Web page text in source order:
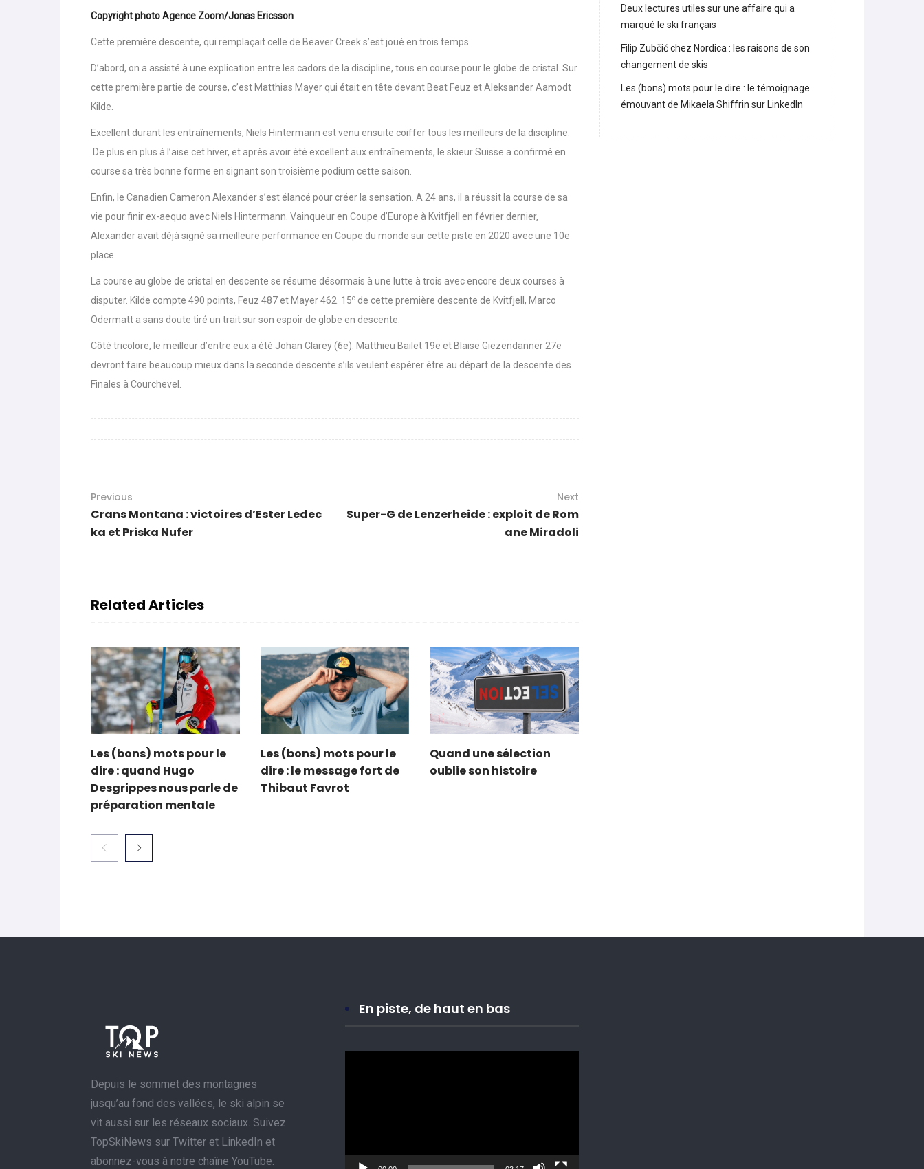
Copyright photo Agence Zoom/Jonas Ericsson
Cette première descente, qui remplaçait celle de Beaver Creek s’est joué en trois temps.
D’abord, on a assisté à une explication entre les cadors de la discipline, tous en course pour le globe de cristal. Sur
cette première partie de course, c’est Matthias Mayer qui était en tête devant Beat Feuz et Aleksander Aamodt
Kilde.
Excellent durant les entraînements, Niels Hintermann est venu ensuite coiffer tous les meilleurs de la discipline.
De plus en plus à l’aise cet hiver, et après avoir été excellent aux entraînements, le skieur Suisse a confirmé en
course sa très bonne forme en signant son troisième podium cette saison.
Enfin, le Canadien Cameron Alexander s’est élancé pour créer la sensation. A 24 ans, il a réussit la course de sa
vie pour finir ex-aequo avec Niels Hintermann. Vainqueur en Coupe d’Europe à Kvitfjell en février dernier,
Alexander avait déjà signé sa meilleure performance en Coupe du monde sur cette piste en 2020 avec une 10e
place.
La course au globe de cristal en descente se résume désormais à une lutte à trois avec encore deux courses à
disputer. Kilde compte 490 points, Feuz 487 et Mayer 462. 15e de cette première descente de Kvitfjell, Marco
Odermatt a sans doute tiré un trait sur son espoir de globe en descente.
Côté tricolore, le meilleur d’entre eux a été Johan Clarey (6e). Matthieu Bailet 19e et Blaise Giezendanner 27e
devront faire beaucoup mieux dans la seconde descente s’ils veulent espérer être au départ de la descente des
Finales à Courchevel.
Previous
Crans Montana : victoires d’Ester Ledec
ka et Priska Nufer
Next
Super-G de Lenzerheide : exploit de Rom
ane Miradoli
Related Articles
Les (bons) mots pour le
dire : quand Hugo
Desgrippes nous parle de
préparation mentale
Les (bons) mots pour le
dire : le message fort de
Thibaut Favrot
Quand une sélection
oublie son histoire
Deux lectures utiles sur une affaire qui a
marqué le ski français
Filip Zubčić chez Nordica : les raisons de son
changement de skis
Les (bons) mots pour le dire : le témoignage
émouvant de Mikaela Shiffrin sur LinkedIn
Depuis le sommet des montagnes
jusqu’au fond des vallées, le ski alpin se
vit aussi sur les réseaux sociaux. Suivez
TopSkiNews sur Twitter et LinkedIn et
abonnez-vous à notre chaîne YouTube.
En piste, de haut en bas